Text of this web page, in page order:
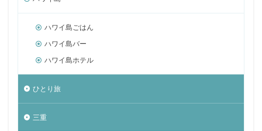
ハワイ島ごはん
ハワイ島バー
ハワイ島ホテル
ひとり旅
三重